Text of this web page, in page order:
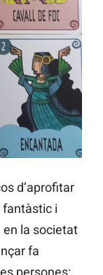
d’aprofitar
fantàstic i
en la societat
fa
persones: